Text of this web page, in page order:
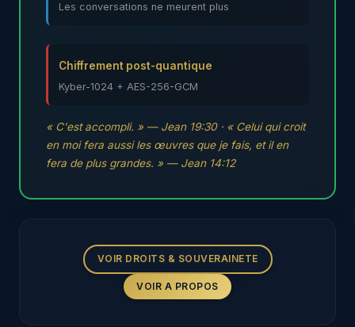
Les conversations ne meurent plus
Chiffrement post-quantique
Kyber-1024 + AES-256-GCM
« C'est accompli. » — Jean 19:30 · « Celui qui croit
en moi fera aussi les œuvres que je fais, et il en
fera de plus grandes. » — Jean 14:12
VOIR DROITS & SOUVERAINETE
VOIR A PROPOS